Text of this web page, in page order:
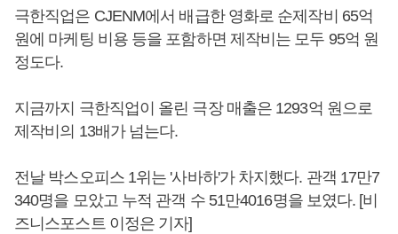
극한직업은 CJENM에서 배급한 영화로 순제작비 65억
원에 마케팅 비용 등을 포함하면 제작비는 모두 95억 원
정도다.
지금까지 극한직업이 올린 극장 매출은 1293억 원으로
제작비의 13배가 넘는다.
전날 박스오피스 1위는 '사바하'가 차지했다. 관객 17만7
340명을 모았고 누적 관객 수 51만4016명을 보였다. [비
즈니스포스트 이정은 기자]